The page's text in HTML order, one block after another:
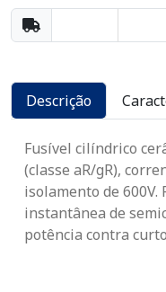
Descrição
Fusível cilíndrico
(classe aR/gR),
isolamento de
instantânea de
potência contra